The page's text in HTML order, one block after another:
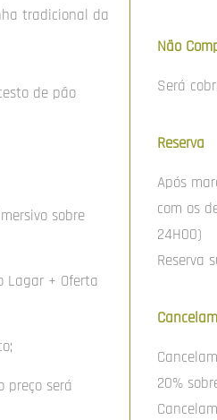
tradicional da
de pão
sobre
Lagar + Oferta
preço será
Não
Será
Reserva
Após
com os
24H00)
Reserva
20%